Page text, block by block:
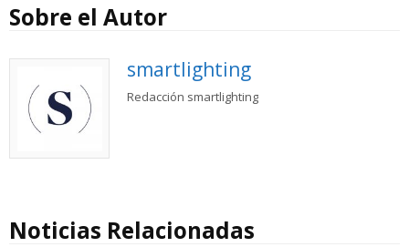
Sobre el Autor
smartlighting
Redacción smartlighting
Noticias Relacionadas